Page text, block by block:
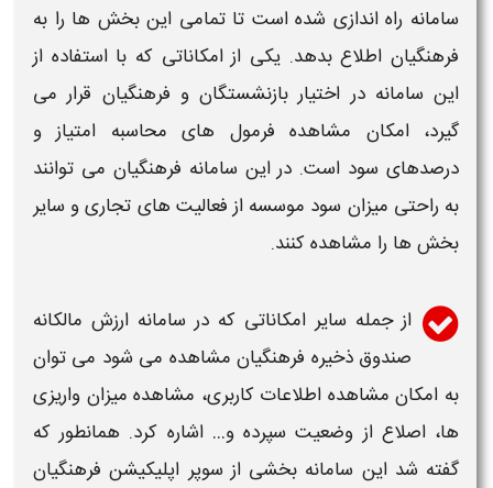
سامانه راه اندازی شده است تا تمامی این بخش ها را به
فرهنگیان اطلاع بدهد. یکی از امکاناتی که با استفاده از
این سامانهدر اختیار بازنشستگان و فرهنگیان قرار می
گیرد، امکان مشاهده فرمول های محاسبه امتیاز و
درصدهای سود است. در این سامانه فرهنگیان می توانند
به راحتی میزان سود موسسه از فعالیت های تجاری و سایر
بخش ها را مشاهده کنند.
از جمله سایر امکاناتی که در سامانه ارزش مالکانه
صندوق ذخیره فرهنگیانمشاهده می شود می توان
به امکان مشاهده اطلاعات کاربری، مشاهده میزان واریزی
ها، اصلاع از وضعیت سپرده و… اشاره کرد. همانطور که
گفته شد این سامانه بخشی از سوپر اپلیکیشن فرهنگیان